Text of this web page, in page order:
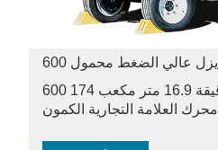
محرك العلامة التجارية الكمون